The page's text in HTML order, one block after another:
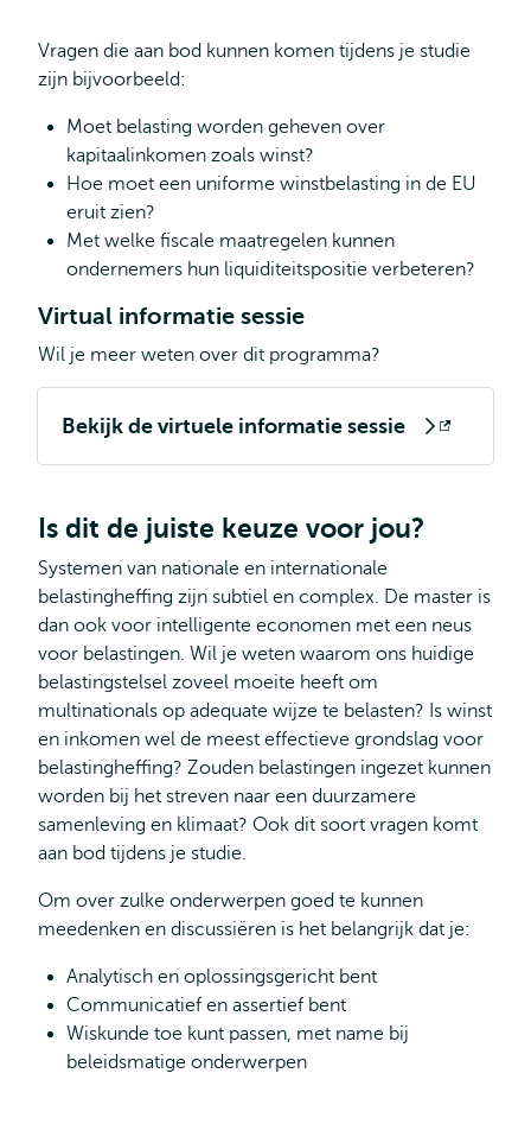
Vragen die aan bod kunnen komen tijdens je studie
zijn bijvoorbeeld:
Moet belasting worden geheven over
kapitaalinkomen zoals winst?
Hoe moet een uniforme winstbelasting in de EU
eruit zien?
Met welke fiscale maatregelen kunnen
ondernemers hun liquiditeitspositie verbeteren?
Virtual informatie sessie
Wil je meer weten over dit programma?
Bekijk de virtuele informatie sessie
Opent
extern
Is dit de juiste keuze voor jou?
Systemen van nationale en internationale
belastingheffing zijn subtiel en complex. De master is
dan ook voor intelligente economen met een neus
voor belastingen. Wil je weten waarom ons huidige
belastingstelsel zoveel moeite heeft om
multinationals op adequate wijze te belasten? Is winst
en inkomen wel de meest effectieve grondslag voor
belastingheffing? Zouden belastingen ingezet kunnen
worden bij het streven naar een duurzamere
samenleving en klimaat? Ook dit soort vragen komt
aan bod tijdens je studie.
Om over zulke onderwerpen goed te kunnen
meedenken en discussiëren is het belangrijk dat je:
Analytisch en oplossingsgericht bent
Communicatief en assertief bent
Wiskunde toe kunt passen, met name bij
beleidsmatige onderwerpen